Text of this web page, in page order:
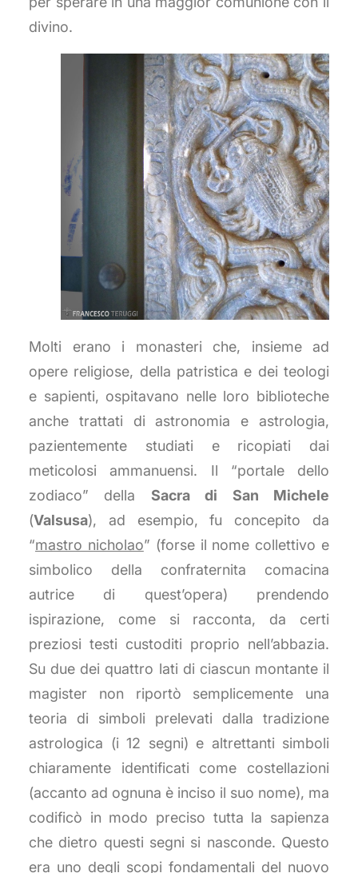
divino.
Molti erano i monasteri che, insieme ad
opere religiose, della patristica e dei teologi
e sapienti, ospitavano nelle loro biblioteche
anche trattati di astronomia e astrologia,
pazientemente studiati e ricopiati dai
meticolosi ammanuensi. Il “portale dello
zodiaco” della Sacra di San Michele
(Valsusa), ad esempio, fu concepito da
“mastro nicholao” (forse il nome collettivo e
simbolico della confraternita comacina
autrice di quest’opera) prendendo
ispirazione, come si racconta, da certi
preziosi testi custoditi proprio nell’abbazia.
Su due dei quattro lati di ciascun montante il
magister non riportò semplicemente una
teoria di simboli prelevati dalla tradizione
astrologica (i 12 segni) e altrettanti simboli
chiaramente identificati come costellazioni
(accanto ad ognuna è inciso il suo nome), ma
codificò in modo preciso tutta la sapienza
che dietro questi segni si nasconde. Questo
era uno degli scopi fondamentali del nuovo